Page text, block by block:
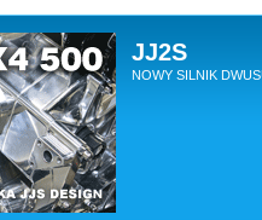
JJ2S
NOWY SILNIK